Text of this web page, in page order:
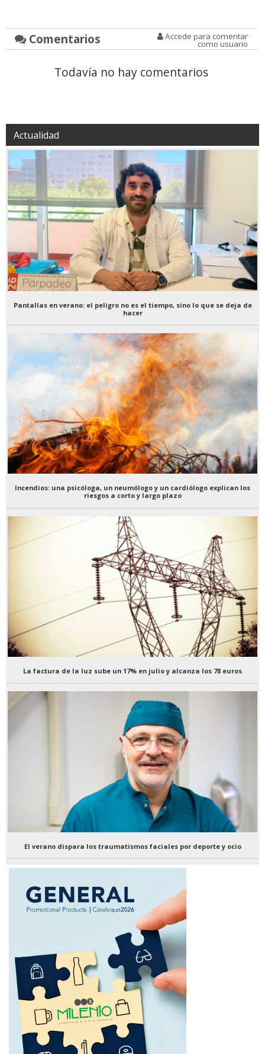
Comentarios Accede para comentar
como usuario
Todavía no hay comentarios
Actualidad
Pantallas en verano: el peligro no es el tiempo, sino lo que se deja de
hacer
Incendios: una psicóloga, un neumólogo y un cardiólogo explican los
riesgos a corto y largo plazo
La factura de la luz sube un 17% en julio y alcanza los 78 euros
El verano dispara los traumatismos faciales por deporte y ocio